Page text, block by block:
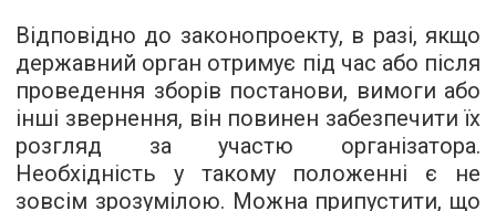
Відповідно до законопроекту, в разі, якщо
державний орган отримує під час або після
проведення зборів постанови, вимоги або
інші звернення, він повинен забезпечити їх
розгляд за участю організатора.
Необхідність у такому положенні є не
зовсім зрозумілою. Можна припустити, що